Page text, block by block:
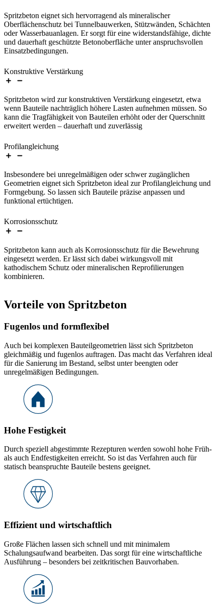
Spritzbeton eignet sich hervorragend als mineralischer
Oberflächenschutz bei Tunnelbauwerken, Stützwänden, Schächten
oder Wasserbauanlagen. Er sorgt für eine widerstandsfähige, dichte
und dauerhaft geschützte Betonoberfläche unter anspruchsvollen
Einsatzbedingungen.
Konstruktive Verstärkung
Spritzbeton wird zur konstruktiven Verstärkung eingesetzt, etwa
wenn Bauteile nachträglich höhere Lasten aufnehmen müssen. So
kann die Tragfähigkeit von Bauteilen erhöht oder der Querschnitt
erweitert werden – dauerhaft und zuverlässig
Profilangleichung
Insbesondere bei unregelmäßigen oder schwer zugänglichen
Geometrien eignet sich Spritzbeton ideal zur Profilangleichung und
Formgebung. So lassen sich Bauteile präzise anpassen und
funktional ertüchtigen.
Korrosionsschutz
Spritzbeton kann auch als Korrosionsschutz für die Bewehrung
eingesetzt werden. Er lässt sich dabei wirkungsvoll mit
kathodischem Schutz oder mineralischen Reprofilierungen
kombinieren.
Vorteile von Spritzbeton
Fugenlos und formflexibel
Auch bei komplexen Bauteilgeometrien lässt sich Spritzbeton
gleichmäßig und fugenlos auftragen. Das macht das Verfahren ideal
für die Sanierung im Bestand, selbst unter beengten oder
unregelmäßigen Bedingungen.
Hohe Festigkeit
Durch speziell abgestimmte Rezepturen werden sowohl hohe Früh-
als auch Endfestigkeiten erreicht. So ist das Verfahren auch für
statisch beanspruchte Bauteile bestens geeignet.
Effizient und wirtschaftlich
Große Flächen lassen sich schnell und mit minimalem
Schalungsaufwand bearbeiten. Das sorgt für eine wirtschaftliche
Ausführung – besonders bei zeitkritischen Bauvorhaben.